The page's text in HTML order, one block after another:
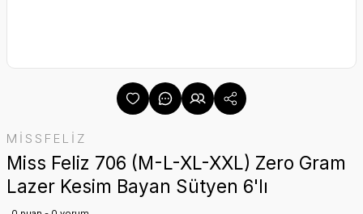
MİSSFELİZ
Miss Feliz 706 (M-L-XL-XXL) Zero Gram
Lazer Kesim Bayan Sütyen 6'lı